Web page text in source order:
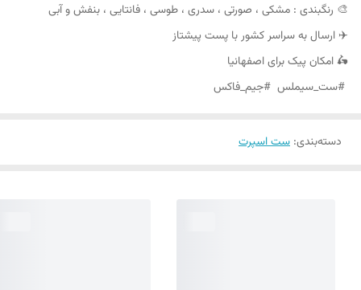
🎨 رنگبندی : مشکی ، صورتی ، سدری ، طوسی ، فانتایی ، بنفش و آبی
✈️ ارسال به سراسر کشور با پست پیشتاز
🛵 امکان پیک برای اصفهانیا
#ست_سیملس #جیم_فاکس
دسته‌بندی: ست اسپرت